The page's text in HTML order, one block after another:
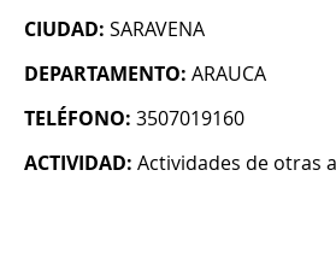
CIUDAD: SARAVENA
DEPARTAMENTO: ARAUCA
TELÉFONO: 3507019160
ACTIVIDAD: Actividades de otras